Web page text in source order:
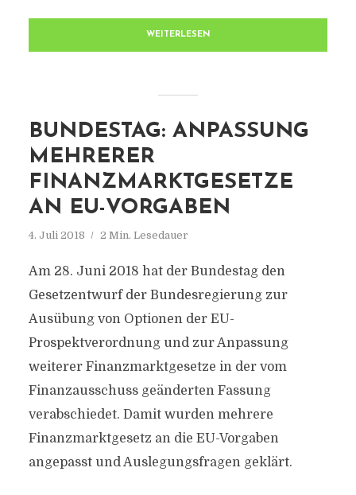
WEITERLESEN
BUNDESTAG: ANPASSUNG
MEHRERER
FINANZMARKTGESETZE
AN EU-VORGABEN
4. Juli 2018 2 Min. Lesedauer
Am 28. Juni 2018 hat der Bundestag den
Gesetzentwurf der Bundesregierung zur
Ausübung von Optionen der EU-
Prospektverordnung und zur Anpassung
weiterer Finanzmarktgesetze in der vom
Finanzausschuss geänderten Fassung
verabschiedet. Damit wurden mehrere
Finanzmarktgesetz an die EU-Vorgaben
angepasst und Auslegungsfragen geklärt.